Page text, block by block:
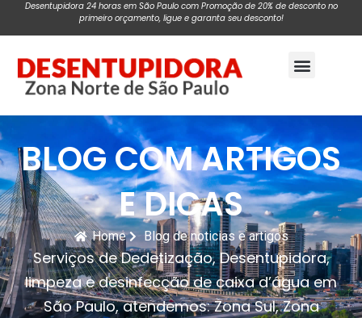
Desentupidora 24 horas em São Paulo com Promoção de 20% de desconto no
primeiro orçamento, ligue e garanta seu desconto!
BLOG COM ARTIGOS
E DICAS
Home Blog de noticias e artigos
Serviços de Dedetização, Desentupidora,
limpeza e desinfecção de caixa d’água em
São Paulo, atendemos: Zona Sul, Zona